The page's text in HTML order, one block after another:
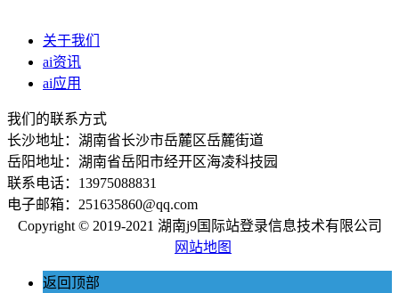
关于我们
ai资讯
ai应用
我们的联系方式
长沙地址：湖南省长沙市岳麓区岳麓街道
岳阳地址：湖南省岳阳市经开区海凌科技园
联系电话：13975088831
电子邮箱：251635860@qq.com
Copyright © 2019-2021 湖南j9国际站登录信息技术有限公司
网站地图
返回顶部